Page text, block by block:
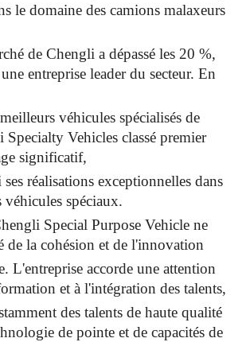
le domaine des camions malaxeurs
de Chengli a dépassé les 20 %,
entreprise leader du secteur. En
véhicules spécialisés de
Vehicles classé premier
significatif,
réalisations exceptionnelles dans
véhicules spéciaux.
Special Purpose Vehicle ne
de la cohésion et de l'innovation
L'entreprise accorde une attention
et à l'intégration des talents,
des talents de haute qualité
de pointe et de capacités de